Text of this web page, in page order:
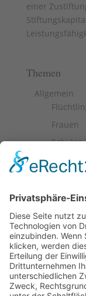
einer
Themen
Allgemein
Frauen
Schulen
Vereine
Kinder
Stiftung
Die Schaffrath
Fördermittel